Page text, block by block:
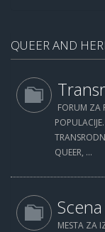
QUEER AND
FORUM ZA
POPULACIJE.
QUEER, ...
Scena
MESTA ZA